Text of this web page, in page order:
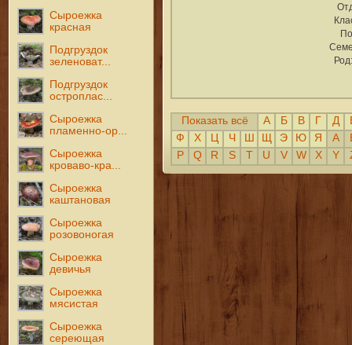
Сыроежка
красная
Подгруздок
зеленоват...
Подгруздок
остроплас...
Сыроежка
пламенно-ор...
Сыроежка
кроваво-кра...
Сыроежка
каштановая
Сыроежка
розовоногая
Сыроежка
девичья
Сыроежка
мясистая
Сыроежка
сереющая
Показать всё А Б В Г Д
Ф
Х Ч Э Ю Я A
P
Q R S T U V W X Y